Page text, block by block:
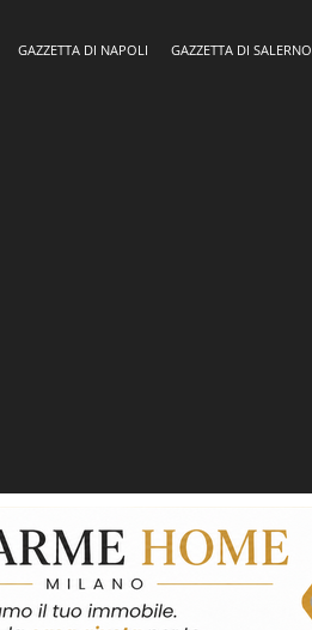
GAZZETTA DI NAPOLI GAZZETTA DI SALERNO